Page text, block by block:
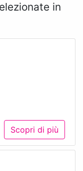
in
Scopri di più